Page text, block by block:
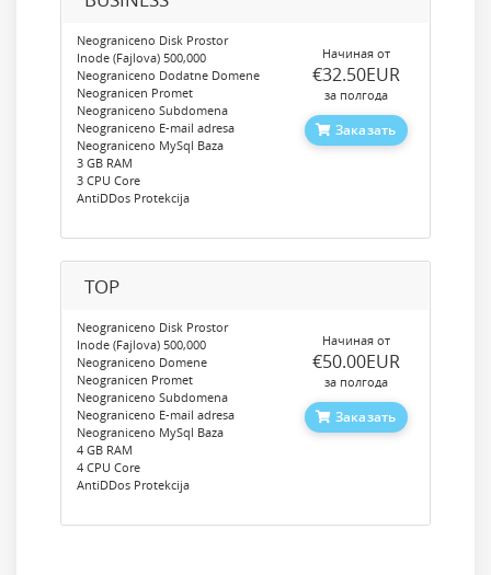
Neograniceno Disk Prostor
Inode (Fajlova) 500,000
Neograniceno Dodatne Domene
Neogranicen Promet
Neograniceno Subdomena
Neograniceno E-mail adresa
Neograniceno MySql Baza
3 GB RAM
3 CPU Core
AntiDDos Protekcija
Начиная от
‎€32.50EUR
за полгода
Заказать
TOP
Neograniceno Disk Prostor
Inode (Fajlova) 500,000
Neograniceno Domene
Neogranicen Promet
Neograniceno Subdomena
Neograniceno E-mail adresa
Neograniceno MySql Baza
4 GB RAM
4 CPU Core
AntiDDos Protekcija
Начиная от
‎€50.00EUR
за полгода
Заказать